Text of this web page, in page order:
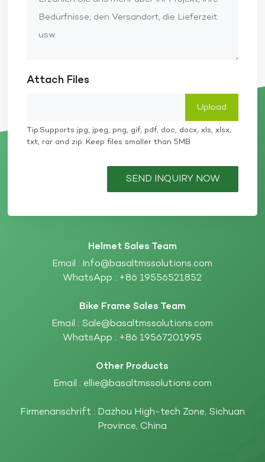
Attach Files
Tip:Supports jpg, jpeg, png, gif, pdf, doc, docx, xls, xlsx,
txt, rar and zip. Keep files smaller than 5MB
SEND INQUIRY NOW
Helmet Sales Team
Email : Info@basaltmssolutions.com
WhatsApp : +86 19556521852
Bike Frame Sales Team
Email : Sale@basaltmssolutions.com
WhatsApp : +86 19567201995
Other Products
Email : ellie@basaltmssolutions.com
Firmenanschrift : Dazhou High-tech Zone, Sichuan
Province, China